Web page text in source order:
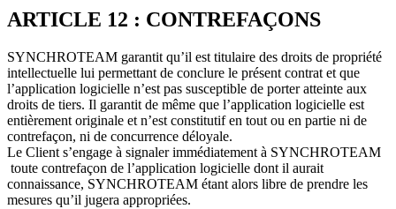
ARTICLE 12 : CONTREFAÇONS
SYNCHROTEAM garantit qu’il est titulaire des droits de propriété
intellectuelle lui permettant de conclure le présent contrat et que
l’application logicielle n’est pas susceptible de porter atteinte aux
droits de tiers. Il garantit de même que l’application logicielle est
entièrement originale et n’est constitutif en tout ou en partie ni de
contrefaçon, ni de concurrence déloyale.
Le Client s’engage à signaler immédiatement à SYNCHROTEAM
toute contrefaçon de l’application logicielle dont il aurait
connaissance, SYNCHROTEAM étant alors libre de prendre les
mesures qu’il jugera appropriées.